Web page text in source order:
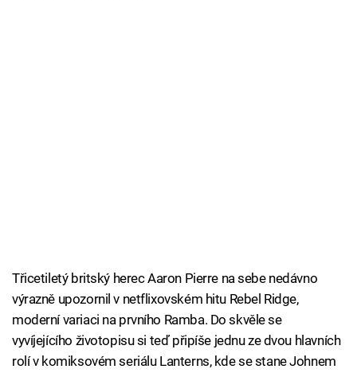
Třicetiletý britský herec Aaron Pierre na sebe nedávno
výrazně upozornil v netflixovském hitu Rebel Ridge,
moderní variaci na prvního Ramba. Do skvěle se
vyvíjejícího životopisu si teď připíše jednu ze dvou hlavních
rolí v komiksovém seriálu Lanterns, kde se stane Johnem